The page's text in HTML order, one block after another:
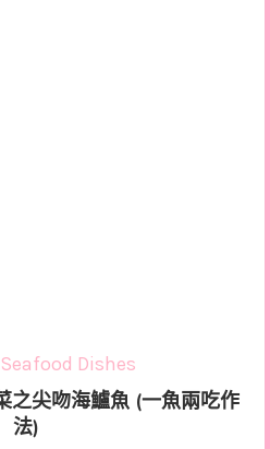
Dishes
之尖吻海鱸魚 (一魚兩吃作
法)